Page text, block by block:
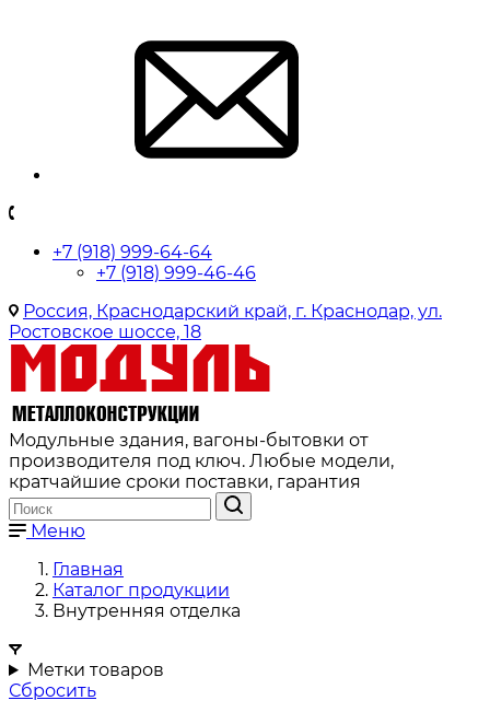
+7 (918) 999-64-64
+7 (918) 999-46-46
Россия, Краснодарский край, г. Краснодар, ул.
Ростовское шоссе, 18
Модульные здания, вагоны-бытовки от
производителя под ключ. Любые модели,
кратчайшие сроки поставки, гарантия
Меню
Главная
Каталог продукции
Внутренняя отделка
Метки товаров
Сбросить